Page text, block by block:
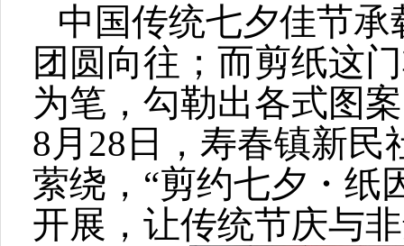
中国传统七夕佳节
团圆向往；而剪纸这
为笔，勾勒出各式图
8月28日，寿春镇新
萦绕，“剪约七夕・纸
开展，让传统节庆与